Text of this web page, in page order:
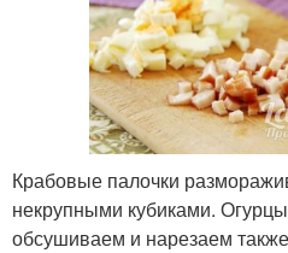
Крабовые палочки
некрупными кубиками.
обсушиваем и нарезаем